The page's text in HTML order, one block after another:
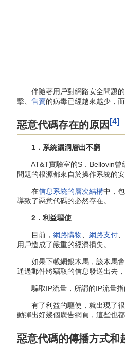
伴隨著用戶對網路安全問題的
擊、 售賣的病毒已經越來越少，
惡意代碼存在的原因 [4]
1．系統漏洞層出不窮
AT&T實驗室的S．Bellovin曾
問題的根源都來自於操作系統的安
在信息系統的層次結構中，
導致了惡意代碼的必然存在。
2．利益驅使
目前， 網路購物 網路支付
用戶造成了嚴重的經濟損失。
如果下載網銀木馬，該木馬會
通過郵件將竊取的信息發送出去
騙取IP流量，所謂的IP流量指
有了利益的驅使，就出現了很
動彈出好幾個廣告網頁，這些也
惡意代碼的傳播方式和